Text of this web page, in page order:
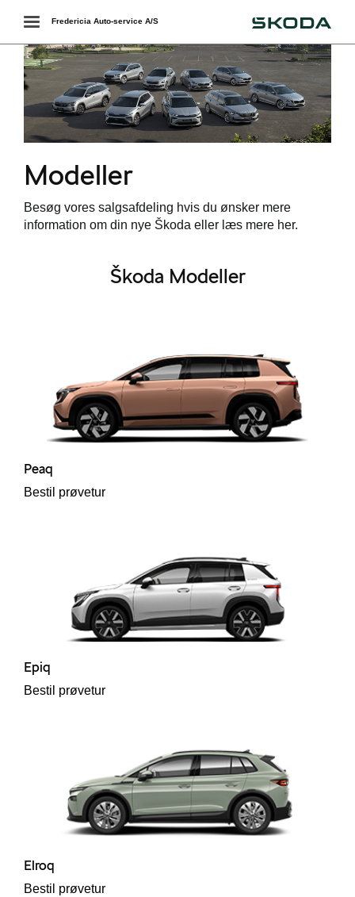
Toggle
navigation
Fredericia Auto-service A/S
Modeller
Besøg vores salgsafdeling hvis du ønsker mere
information om din nye Škoda eller læs mere her.
Škoda Modeller
Peaq
Bestil prøvetur
Epiq
Bestil prøvetur
Elroq
Bestil prøvetur